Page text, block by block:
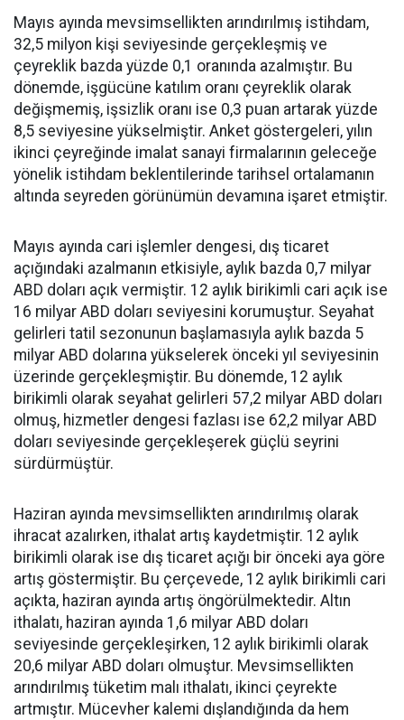
Mayıs ayında mevsimsellikten arındırılmış istihdam,
32,5 milyon kişi seviyesinde gerçekleşmiş ve
çeyreklik bazda yüzde 0,1 oranında azalmıştır. Bu
dönemde, işgücüne katılım oranı çeyreklik olarak
değişmemiş, işsizlik oranı ise 0,3 puan artarak yüzde
8,5 seviyesine yükselmiştir. Anket göstergeleri, yılın
ikinci çeyreğinde imalat sanayi firmalarının geleceğe
yönelik istihdam beklentilerinde tarihsel ortalamanın
altında seyreden görünümün devamına işaret etmiştir.
Mayıs ayında cari işlemler dengesi, dış ticaret
açığındaki azalmanın etkisiyle, aylık bazda 0,7 milyar
ABD doları açık vermiştir. 12 aylık birikimli cari açık ise
16 milyar ABD doları seviyesini korumuştur. Seyahat
gelirleri tatil sezonunun başlamasıyla aylık bazda 5
milyar ABD dolarına yükselerek önceki yıl seviyesinin
üzerinde gerçekleşmiştir. Bu dönemde, 12 aylık
birikimli olarak seyahat gelirleri 57,2 milyar ABD doları
olmuş, hizmetler dengesi fazlası ise 62,2 milyar ABD
doları seviyesinde gerçekleşerek güçlü seyrini
sürdürmüştür.
Haziran ayında mevsimsellikten arındırılmış olarak
ihracat azalırken, ithalat artış kaydetmiştir. 12 aylık
birikimli olarak ise dış ticaret açığı bir önceki aya göre
artış göstermiştir. Bu çerçevede, 12 aylık birikimli cari
açıkta, haziran ayında artış öngörülmektedir. Altın
ithalatı, haziran ayında 1,6 milyar ABD doları
seviyesinde gerçekleşirken, 12 aylık birikimli olarak
20,6 milyar ABD doları olmuştur. Mevsimsellikten
arındırılmış tüketim malı ithalatı, ikinci çeyrekte
artmıştır. Mücevher kalemi dışlandığında da hem